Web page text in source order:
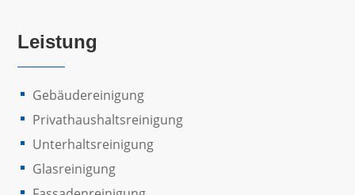
Leistung
Gebäudereinigung
Privathaushaltsreinigung
Unterhaltsreinigung
Glasreinigung